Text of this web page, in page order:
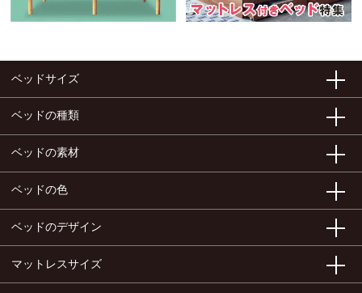
ベッドサイズ
ベッドの種類
ベッドの素材
ベッドの色
ベッドのデザイン
マットレスサイズ